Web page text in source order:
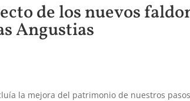
de los nuevos
Angustias
la mejora del patrimonio de nuestros